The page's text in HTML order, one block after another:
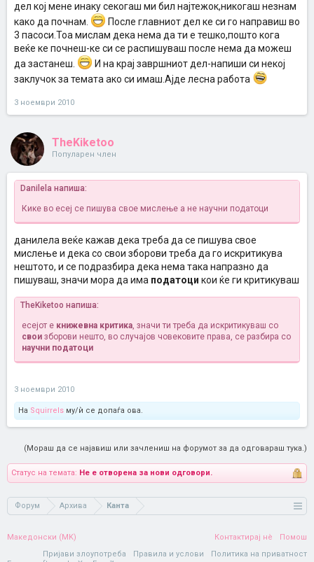
дел кој мене инаку секогаш ми бил најтежок,никогаш незнам
како да почнам.
После главниот дел ке си го направиш во
3 пасоси.Тоа мислам дека нема да ти е тешко,пошто кога
веќе ке почнеш-ке си се распишуваш после нема да можеш
да застанеш.
И на крај завршниот дел-напиши си некој
заклучок за темата ако си имаш.Ајде лесна работа
3 ноември 2010
TheKiketoo
Популарен член
Danilela напиша:
Кике во есеј се пишува свое мислење а не научни податоци
данилела веќе кажав дека треба да се пишува свое
мислење и дека со свои зборови треба да го искритикува
нештото, и се подразбира дека нема така напразно да
пишуваш, значи мора да има податоци кои ќе ги критикуваш
TheKiketoo напиша:
есејот е книжевна критика, значи ти треба да искритикуваш со
свои зборови нешто, во случајов човековите права, се разбира со
научни податоци
3 ноември 2010
На Squirrels му/ѝ се допаѓа ова.
(Мораш да се најавиш или зачлениш на форумот за да одговараш тука.)
Статус на темата: Не е отворена за нови одговори.
Форум Архива Канта
Македонски (MK) Контактирај нè
Помош
Пријави злоупотреба
Правила и услови
Политика на приватност